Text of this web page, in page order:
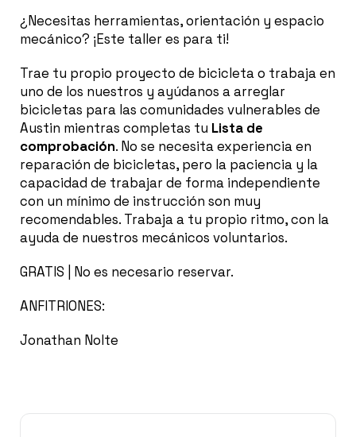
¿Necesitas herramientas, orientación y espacio
mecánico? ¡Este taller es para ti!
Trae tu propio proyecto de bicicleta o trabaja en
uno de los nuestros y ayúdanos a arreglar
bicicletas para las comunidades vulnerables de
Austin mientras completas tu Lista de
comprobación. No se necesita experiencia en
reparación de bicicletas, pero la paciencia y la
capacidad de trabajar de forma independiente
con un mínimo de instrucción son muy
recomendables. Trabaja a tu propio ritmo, con la
ayuda de nuestros mecánicos voluntarios.
GRATIS | No es necesario reservar.
ANFITRIONES:
Jonathan Nolte